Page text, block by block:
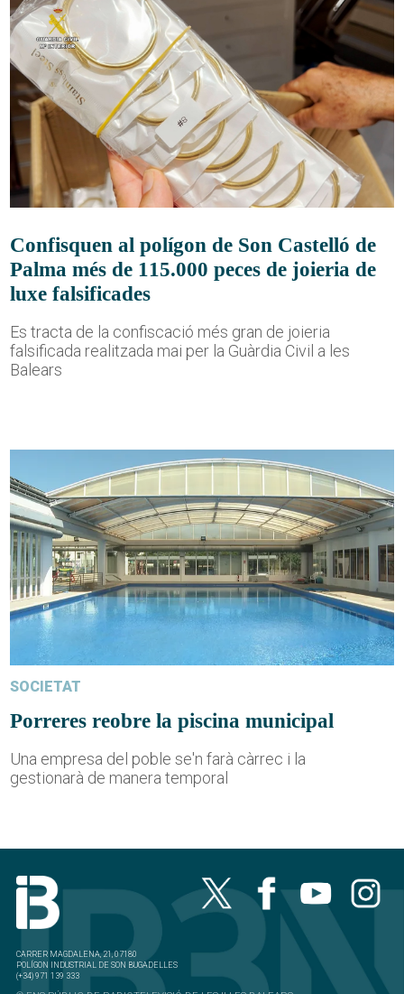
Confisquen al polígon de Son Castelló de
Palma més de 115.000 peces de joieria de
luxe falsificades
Es tracta de la confiscació més gran de joieria
falsificada realitzada mai per la Guàrdia Civil a les
Balears
SOCIETAT
Porreres reobre la piscina municipal
Una empresa del poble se'n farà càrrec i la
gestionarà de manera temporal
CARRER MAGDALENA, 21, 07180
POLÍGON INDUSTRIAL DE SON BUGADELLES
(+34) 971 139 333